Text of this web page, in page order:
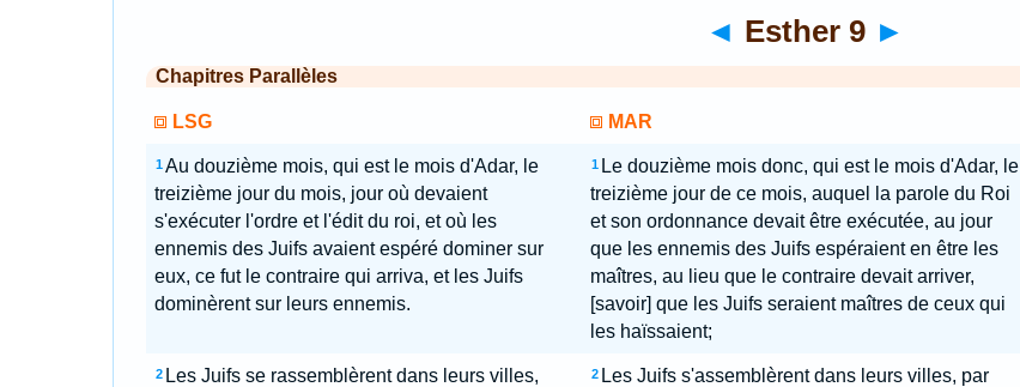
◄ Esther 9 ►
Chapitres Parallèles
LSG MAR
1 Au douzième mois, qui est le mois d'Adar, le
treizième jour du mois, jour où devaient
s'exécuter l'ordre et l'édit du roi, et où les
ennemis des Juifs avaient espéré dominer sur
eux, ce fut le contraire qui arriva, et les Juifs
dominèrent sur leurs ennemis.
1 Le douzième mois donc, qui est le mois d'Adar, le
treizième jour de ce mois, auquel la parole du Roi
et son ordonnance devait être exécutée, au jour
que les ennemis des Juifs espéraient en être les
maîtres, au lieu que le contraire devait arriver,
[savoir] que les Juifs seraient maîtres de ceux qui
les haïssaient;
2 Les Juifs se rassemblèrent dans leurs villes,
2 Les Juifs s'assemblèrent dans leurs villes, par